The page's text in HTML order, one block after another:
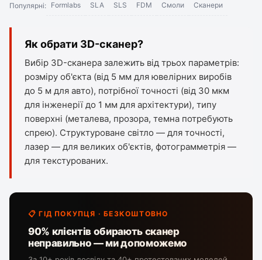
Популярні: Formlabs SLA SLS FDM Смоли Сканери
Як обрати 3D-сканер?
Вибір 3D-сканера залежить від трьох параметрів:
розміру об'єкта (від 5 мм для ювелірних виробів
до 5 м для авто), потрібної точності (від 30 мкм
для інженерії до 1 мм для архітектури), типу
поверхні (металева, прозора, темна потребують
спрею). Структуроване світло — для точності,
лазер — для великих об'єктів, фотограмметрія —
для текстурованих.
📋 ГІД ПОКУПЦЯ · БЕЗКОШТОВНО
90% клієнтів обирають сканер
неправильно — ми допоможемо